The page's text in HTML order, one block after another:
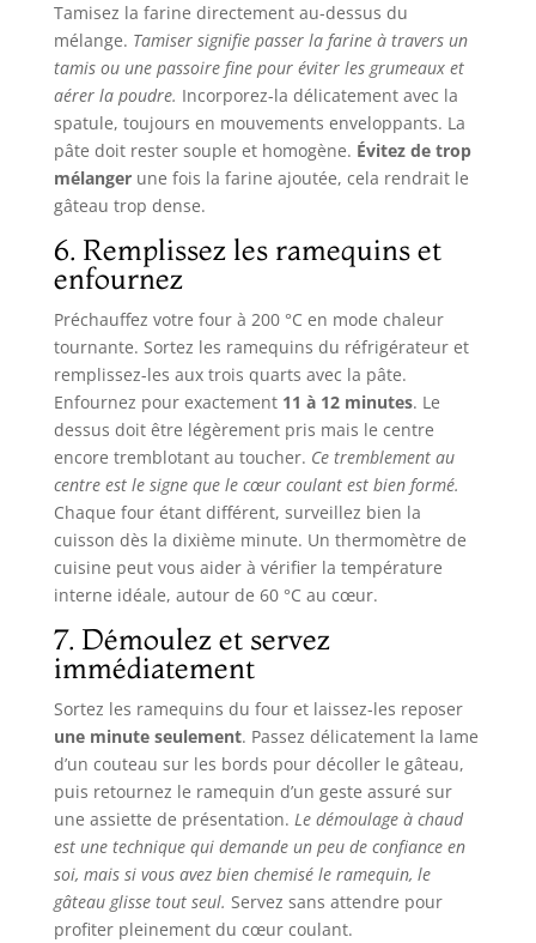
Tamisez la farine directement au-dessus du
mélange. Tamiser signifie passer la farine à travers un
tamis ou une passoire fine pour éviter les grumeaux et
aérer la poudre. Incorporez-la délicatement avec la
spatule, toujours en mouvements enveloppants. La
pâte doit rester souple et homogène. Évitez de trop
mélangerune fois la farine ajoutée, cela rendrait le
gâteau trop dense.
6. Remplissez les ramequins et
enfournez
Préchauffez votre four à 200 °C en mode chaleur
tournante. Sortez les ramequins du réfrigérateur et
remplissez-les aux trois quarts avec la pâte.
Enfournez pour exactement 11 à 12 minutes. Le
dessus doit être légèrement pris mais le centre
encore tremblotant au toucher. Ce tremblement au
centre est le signe que le cœur coulant est bien formé.
Chaque four étant différent, surveillez bien la
cuisson dès la dixième minute. Un thermomètre de
cuisine peut vous aider à vérifier la température
interne idéale, autour de 60 °C au cœur.
7. Démoulez et servez
immédiatement
Sortez les ramequins du four et laissez-les reposer
une minute seulement. Passez délicatement la lame
d’un couteau sur les bords pour décoller le gâteau,
puis retournez le ramequin d’un geste assuré sur
une assiette de présentation. Le démoulage à chaud
est une technique qui demande un peu de confiance en
soi, mais si vous avez bien chemisé le ramequin, le
gâteau glisse tout seul. Servez sans attendre pour
profiter pleinement du cœur coulant.